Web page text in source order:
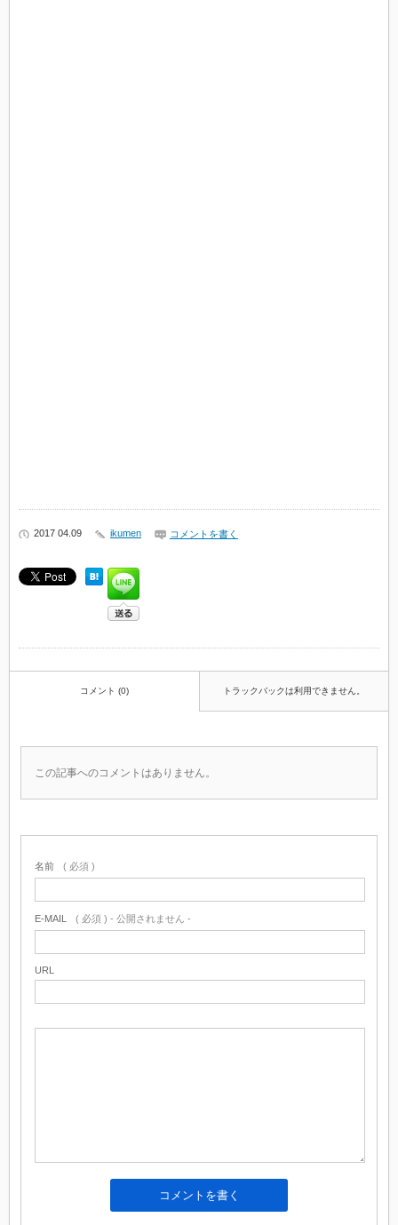
2017 04.09 ikumen コメントを書く
コメント (0) トラックバックは利用できません。
この記事へのコメントはありません。
名前 ( 必須 )
E-MAIL ( 必須 ) - 公開されません -
URL